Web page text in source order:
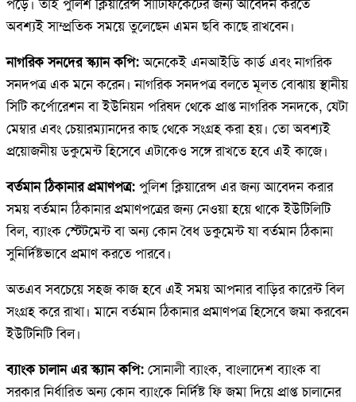
পড়ে। তাই পুলিশ ক্লিয়ারেন্স সার্টিফিকেটের জন্য আবেদন করতে
অবশ্যই সাম্প্রতিক সময়ে তুলেছেন এমন ছবি কাছে রাখবেন।
নাগরিক সনদের স্ক্যান কপি:অনেকেই এনআইডি কার্ড এবং নাগরিক
সনদপত্র এক মনে করেন। নাগরিক সনদপত্র বলতে মূলত বোঝায় স্থানীয়
সিটি কর্পোরেশন বা ইউনিয়ন পরিষদ থেকে প্রাপ্ত নাগরিক সনদকে, যেটা
মেম্বার এবং চেয়ারম্যানদের কাছ থেকে সংগ্রহ করা হয়। তো অবশ্যই
প্রয়োজনীয় ডকুমেন্ট হিসেবে এটাকেও সঙ্গে রাখতে হবে এই কাজে।
বর্তমান ঠিকানার প্রমাণপত্র: পুলিশ ক্লিয়ারেন্স এর জন্য আবেদন করার
সময় বর্তমান ঠিকানার প্রমাণপত্রের জন্য নেওয়া হয়ে থাকে ইউটিলিটি
বিল, ব্যাংক স্টেটমেন্ট বা অন্য কোন বৈধ ডকুমেন্ট যা বর্তমান ঠিকানা
সুনির্দিষ্টভাবে প্রমাণ করতে পারবে।
অতএব সবচেয়ে সহজ কাজ হবে এই সময় আপনার বাড়ির কারেন্ট বিল
সংগ্রহ করে রাখা। মানে বর্তমান ঠিকানার প্রমাণপত্র হিসেবে জমা করবেন
ইউটিনিটি বিল।
ব্যাংক চালান এর স্ক্যান কপি: সোনালী ব্যাংক, বাংলাদেশ ব্যাংক বা
সরকার নির্ধারিত অন্য কোন ব্যাংকে নির্দিষ্ট ফি জমা দিয়ে প্রাপ্ত চালানের